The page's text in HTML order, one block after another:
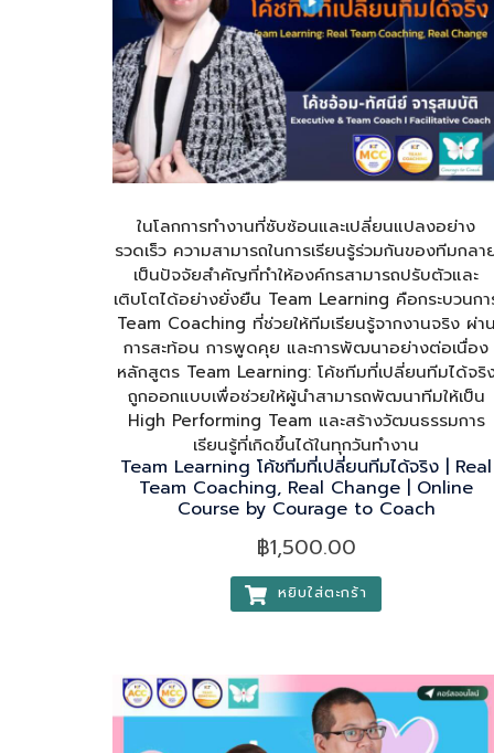
ในโลกการทำงานที่ซับซ้อนและเปลี่ยนแปลงอย่าง
รวดเร็ว ความสามารถในการเรียนรู้ร่วมกันของทีมกลา
เป็นปัจจัยสำคัญที่ทำให้องค์กรสามารถปรับตัวและ
เติบโตได้อย่างยั่งยืน Team Learning คือกระบวนกา
Team Coaching ที่ช่วยให้ทีมเรียนรู้จากงานจริง ผ่า
การสะท้อน การพูดคุย และการพัฒนาอย่างต่อเนื่อง
หลักสูตร Team Learning: โค้ชทีมที่เปลี่ยนทีมได้จริ
ถูกออกแบบเพื่อช่วยให้ผู้นำสามารถพัฒนาทีมให้เป็น
High Performing Team และสร้างวัฒนธรรมการ
เรียนรู้ที่เกิดขึ้นได้ในทุกวันทำงาน
Team Learning โค้ชทีมที่เปลี่ยนทีมได้จริง | Real
Team Coaching, Real Change | Online
Course by Courage to Coach
฿1,500.00
หยิบใส่ตะกร้า